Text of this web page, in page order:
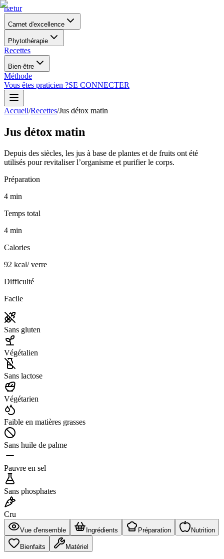
nætur
Carnet d'excellence
Phytothérapie
Recettes
Bien-être
Méthode
Vous êtes praticien ?SE CONNECTER
Accueil/Recettes/Jus détox matin
Jus détox matin
Depuis des siècles, les jus à base de plantes et de fruits ont été
utilisés pour revitaliser l’organisme et purifier le corps.
Préparation
4 min
Temps total
4 min
Calories
92 kcal/verre
Difficulté
Facile
Sans gluten
Végétalien
Sans lactose
Végétarien
Faible en matières grasses
Sans huile de palme
Pauvre en sel
Sans phosphates
Cru
Vue d'ensemble Ingrédients Préparation Nutrition
Bienfaits Matériel